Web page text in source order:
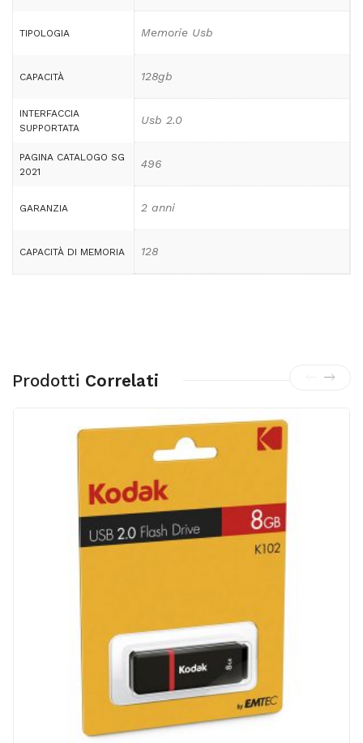
TIPOLOGIA Memorie Usb
CAPACITÀ 128gb
INTERFACCIA
SUPPORTATA
Usb 2.0
PAGINA CATALOGO SG
2021
496
GARANZIA 2 anni
CAPACITÀ DI MEMORIA 128
Prodotti Correlati